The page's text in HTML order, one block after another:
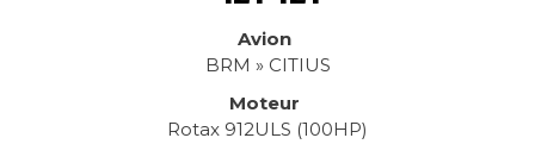
Avion
BRM » CITIUS
Moteur
Rotax 912ULS (100HP)